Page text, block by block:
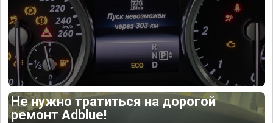
Не нужно тратиться на дорогой
ремонт Adblue!